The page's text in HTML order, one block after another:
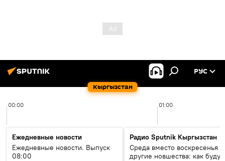
Кыргызстан
РУС
00:00 01:00
Ежедневные новости
Ежедневные новости. Выпуск
08:00
Радио Sputnik Кыргызстан
Среда вместо воскресенья и
другие новшества: как будут